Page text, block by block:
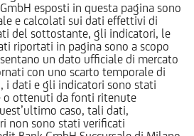
esposti in questa pagina sono
e calcolati sui dati effettivi di
del sottostante, gli indicatori, le
riportati in pagina sono a scopo
un dato ufficiale di mercato
con uno scarto temporale di
i dati e gli indicatori sono stati
o ottenuti da fonti ritenute
caso, tali dati,
non sono stati verificati